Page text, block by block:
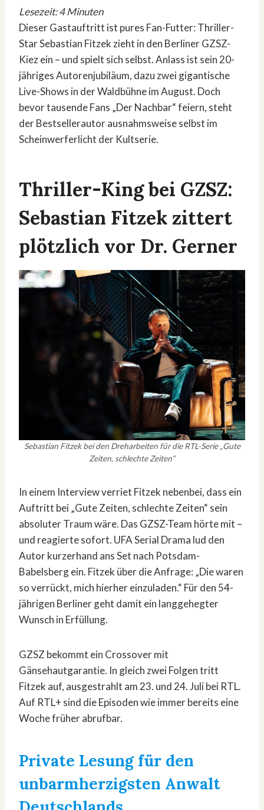
Lesezeit: 4 Minuten
Dieser Gastauftritt ist pures Fan-Futter: Thriller-
Star Sebastian Fitzek zieht in den Berliner GZSZ-
Kiez ein – und spielt sich selbst. Anlass ist sein 20-
jähriges Autorenjubiläum, dazu zwei gigantische
Live-Shows in der Waldbühne im August. Doch
bevor tausende Fans „Der Nachbar“ feiern, steht
der Bestsellerautor ausnahmsweise selbst im
Scheinwerferlicht der Kultserie.
Thriller-King bei GZSZ:
Sebastian Fitzek zittert
plötzlich vor Dr. Gerner
Sebastian Fitzek bei den Dreharbeiten für die RTL-Serie „Gute
Zeiten, schlechte Zeiten“
In einem Interview verriet Fitzek nebenbei, dass ein
Auftritt bei „Gute Zeiten, schlechte Zeiten“ sein
absoluter Traum wäre. Das GZSZ-Team hörte mit –
und reagierte sofort. UFA Serial Drama lud den
Autor kurzerhand ans Set nach Potsdam-
Babelsberg ein. Fitzek über die Anfrage: „Die waren
so verrückt, mich hierher einzuladen.“ Für den 54-
jährigen Berliner geht damit ein langgehegter
Wunsch in Erfüllung.
GZSZ bekommt ein Crossover mit
Gänsehautgarantie. In gleich zwei Folgen tritt
Fitzek auf, ausgestrahlt am 23. und 24. Juli bei RTL.
Auf RTL+ sind die Episoden wie immer bereits eine
Woche früher abrufbar.
Private Lesung für den
unbarmherzigsten Anwalt